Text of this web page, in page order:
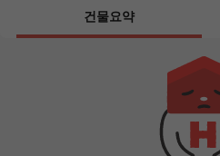
건물요약